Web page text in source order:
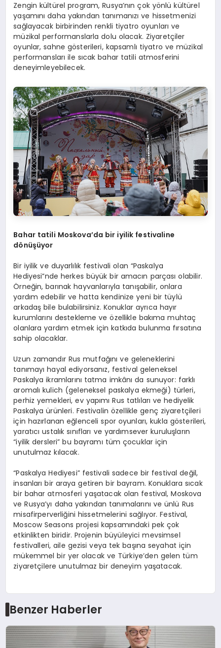
Zengin kültürel program, Rusya’nın çok yönlü kültürel
yaşamını daha yakından tanımanızı ve hissetmenizi
sağlayacak birbirinden renkli tiyatro oyunları ve
müzikal performanslarla dolu olacak. Ziyaretçiler
oyunlar, sahne gösterileri, kapsamlı tiyatro ve müzikal
performansları ile sıcak bahar tatili atmosferini
deneyimleyebilecek.
Bahar tatili Moskova’da bir iyilik festivaline
dönüşüyor
Bir iyilik ve duyarlılık festivali olan “Paskalya
Hediyesi”nde herkes büyük bir amacın parçası olabilir.
Örneğin, barınak hayvanlarıyla tanışabilir, onlara
yardım edebilir ve hatta kendinize yeni bir tüylü
arkadaş bile bulabilirsiniz. Konuklar ayrıca hayır
kurumlarını destekleme ve özellikle bakıma muhtaç
olanlara yardım etmek için katkıda bulunma fırsatına
sahip olacaklar.
Uzun zamandır Rus mutfağını ve geleneklerini
tanımayı hayal ediyorsanız, festival geleneksel
Paskalya ikramlarını tatma imkânı da sunuyor: farklı
aromalı kulich (geleneksel paskalya ekmeği) türleri,
perhiz yemekleri, ev yapımı Rus tatlıları ve hediyelik
Paskalya ürünleri. Festivalin özellikle genç ziyaretçileri
için hazırlanan eğlenceli spor oyunları, kukla gösterileri,
yaratıcı ustalık sınıfları ve yardımsever kuruluşların
“iyilik dersleri” bu bayramı tüm çocuklar için
unutulmaz kılacak.
“Paskalya Hediyesi” festivali sadece bir festival değil,
insanları bir araya getiren bir bayram. Konuklara sıcak
bir bahar atmosferi yaşatacak olan festival, Moskova
ve Rusya’yı daha yakından tanımalarını ve ünlü Rus
misafirperverliğini hissetmelerini sağlıyor. Festival,
Moscow Seasons projesi kapsamındaki pek çok
etkinlikten biridir. Projenin büyüleyici mevsimsel
festivalleri, aile gezisi veya tek başına seyahat için
mükemmel bir yer olacak ve Türkiye’den gelen tüm
ziyaretçilere unutulmaz bir deneyim yaşatacak.
Benzer Haberler